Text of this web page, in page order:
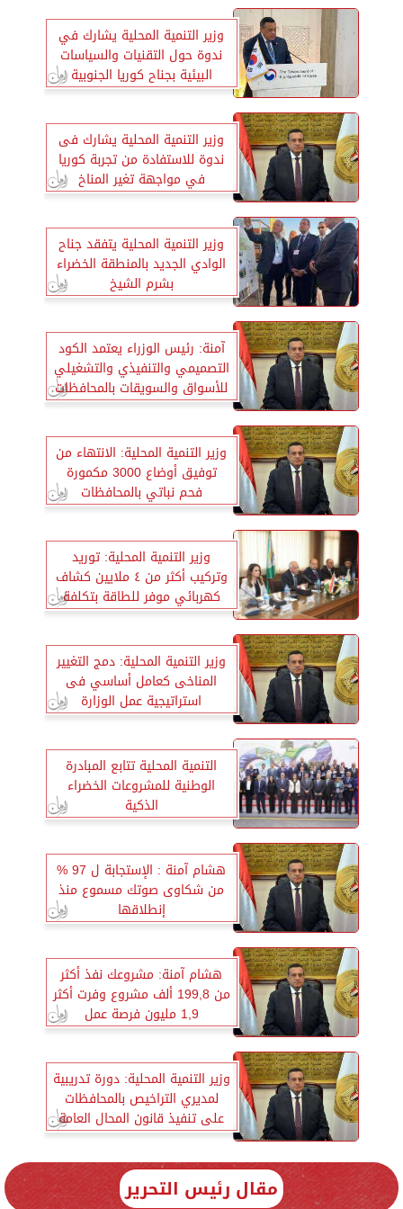
وزير التنمية المحلية يشارك في
ندوة حول التقنيات والسياسات
البيئية بجناح كوريا الجنوبية
وزير التنمية المحلية يشارك فى
ندوة للاستفادة من تجربة كوريا
في مواجهة تغير المناخ
وزير التنمية المحلية يتفقد جناح
الوادي الجديد بالمنطقة الخضراء
بشرم الشيخ
آمنة: رئيس الوزراء يعتمد الكود
التصميمي والتنفيذي والتشغيلي
للأسواق والسويقات بالمحافظات
وزير التنمية المحلية: الانتهاء من
توفيق أوضاع 3000 مكمورة
فحم نباتي بالمحافظات
وزير التنمية المحلية: توريد
وتركيب أكثر من ٤ ملايين كشاف
كهربائي موفر للطاقة بتكلفة
٣،٥ مليار جنيه
وزير التنمية المحلية: دمج التغيير
المناخى كعامل أساسي فى
استراتيجية عمل الوزارة
التنمية المحلية تتابع المبادرة
الوطنية للمشروعات الخضراء
الذكية
هشام آمنة : الإستجابة ل 97 %
من شكاوى صوتك مسموع منذ
إنطلاقها
هشام آمنة: مشروعك نفذ أكثر
من 199,8 ألف مشروع وفرت أكثر
1,9 مليون فرصة عمل
وزير التنمية المحلية: دورة تدريبية
لمديري التراخيص بالمحافظات
على تنفيذ قانون المحال العامة
مقال رئيس التحرير